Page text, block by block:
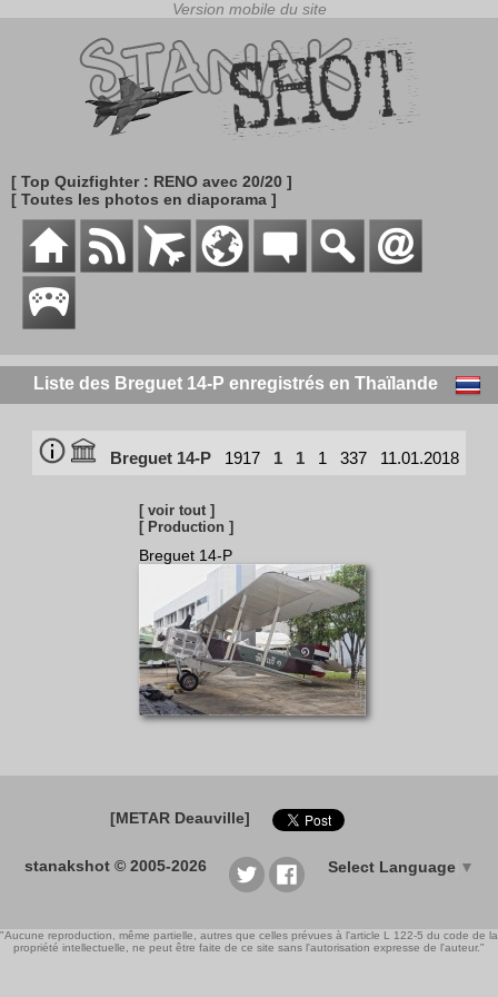
[ Top Quizfighter : RENO avec 20/20 ]
[ Toutes les photos en diaporama ]
Liste des Breguet 14-P enregistrés en Thaïlande
Breguet 14-P 1917 1 1 1 337 11.01.2018
[ voir tout ]
[ Production ]
Breguet 14-P
[METAR Deauville]
stanakshot © 2005-2026 Select Language ▼
"Aucune reproduction, même partielle, autres que celles prévues à l'article L 122-5 du code de la
propriété intellectuelle, ne peut être faite de ce site sans l'autorisation expresse de l'auteur."